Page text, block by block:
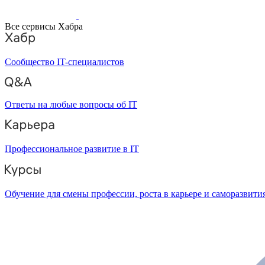
Все сервисы Хабра
Сообщество IT-специалистов
Ответы на любые вопросы об IT
Профессиональное развитие в IT
Обучение для смены профессии, роста в карьере и